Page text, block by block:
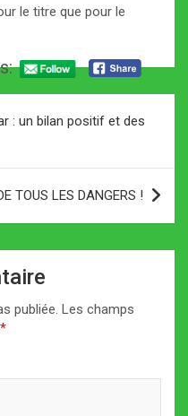
le titre que pour le
: un bilan positif et des
TOUS LES DANGERS !
publiée. Les champs
*